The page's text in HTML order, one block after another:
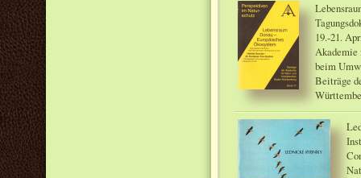
19.-21.
Akademie
beim
Beiträge